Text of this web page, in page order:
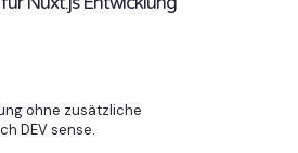
ohne zusätzliche
DEV sense.